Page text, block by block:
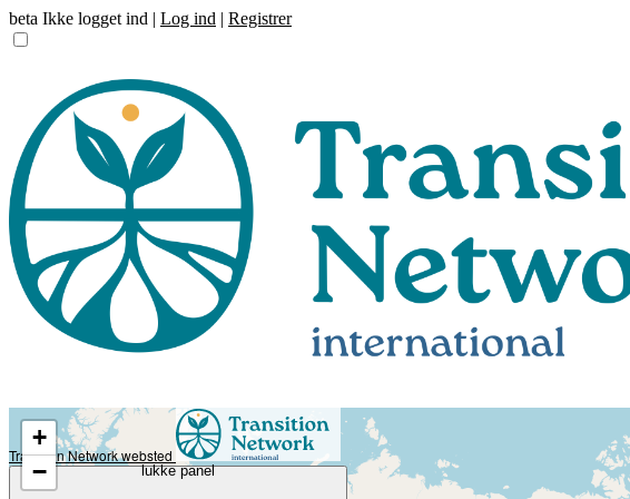
beta Ikke logget ind | Log ind | Registrer
Transiton Network websted
lukke panel
+
−